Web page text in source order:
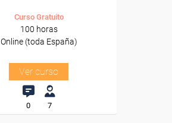
Curso Gratuito
100 horas
Online (toda España)
Ver curso
0 7